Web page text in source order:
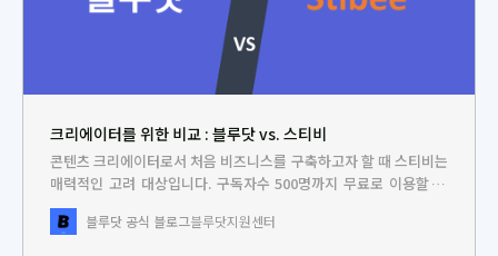
크리에이터를 위한 비교 : 블루닷 vs. 스티비
콘텐츠 크리에이터로서 처음 비즈니스를 구축하고자 할 때 스티비는
매력적인 고려 대상입니다. 구독자수 500명까지 무료로 이용할 수
있고, 간단한 유료구독도 가능합니다. 가볍게 자신만의 공간을 구축
하고 비즈니스를 운영하고자 할 때 스티비는 강력한 솔루션이라고
블루닷 공식 블로그블루닷지원센터